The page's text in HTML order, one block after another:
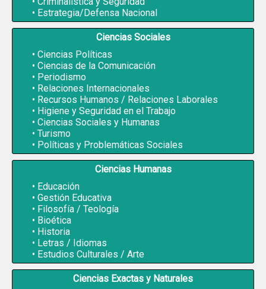
Estrategia/Defensa Nacional
Ciencias Sociales
Ciencias Políticas
Ciencias de la Comunicación
Periodismo
Relaciones Internacionales
Recursos Humanos / Relaciones Laborales
Higiene y Seguridad en el Trabajo
Ciencias Sociales y Humanas
Turismo
Políticas y Problemáticas Sociales
Ciencias Humanas
Educación
Gestión Educativa
Filosofía / Teología
Bioética
Historia
Letras / Idiomas
Estudios Culturales / Arte
Ciencias Exactas y Naturales